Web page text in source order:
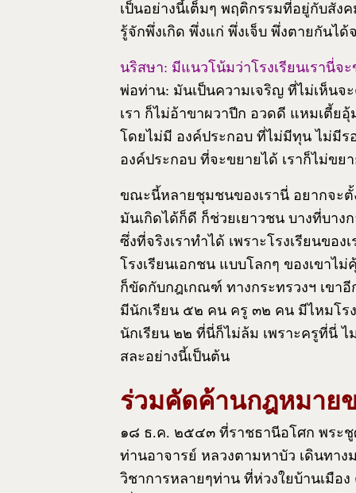
เป็นอย่างนี้เต็มๆ พฤติกรรมที่อยู่กับสั
รู้จักพึ่งเกิด พึ่งแก่ พึ่งเจ็บ พึ่งตายกันไ
นริสษา: มีแนวโน้มว่าโรงเรียนเรานี่จ
พ่อท่าน: มันเป็นความเจริญ ที่ไม่เห็นจ
เรา ก็ไม่อ้าขาผวาปีก อวดดี แหมเตี้ย
โดยไม่มี องค์ประกอบ ที่ไม่มีทุน ไม่มีร
องค์ประกอบ ที่จะขยายได้ เราก็ไม่ขย
ขณะนี้หลายชุมชนของเรานี่ อยากจะตั้
มันเกิดได้ก็ดี ก็ช่วยเยาวชน บางที่บา
ซึ่งที่จริงเราทำได้ เพราะโรงเรียนของ
โรงเรียนเอกชน แบบโลกๆ ของเขาไ
ก็ขัดกับกฎเกณฑ์ ทางกระทรวงฯ เขา
มีนักเรียน ๕๒ คน ครู ๓๒ คน มีไหมโร
นักเรียน ๒๒ ที่นี่ก็ไม่ล้ม เพราะครูที่นี่ ไ
สละอย่างนี้เป็นต้น
ร่วมคัดค้านกฎหมาย
๑๘ ธ.ค. ๒๕๔๓ ที่ราชธานีอโศก พระ
ท่านอาจารย์ หลวงตามหาบัว เดินทา
วิชาการหลายๆท่าน ที่ห่วงใยบ้านเมือ